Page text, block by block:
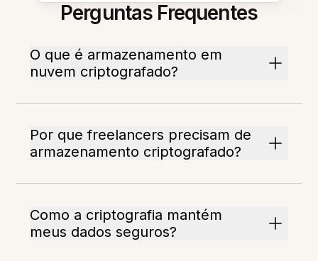
Perguntas Frequentes
O que é armazenamento em
nuvem criptografado?
Por que freelancers precisam de
armazenamento criptografado?
Como a criptografia mantém
meus dados seguros?